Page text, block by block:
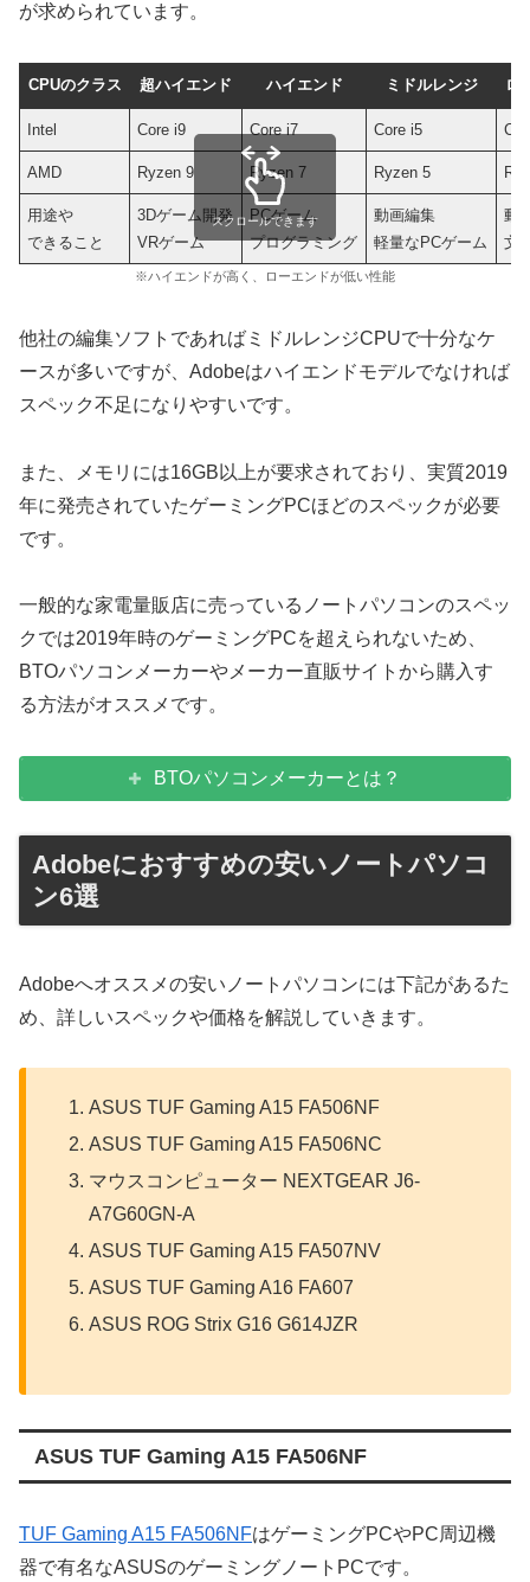
が求められています。
CPUのクラス 超ハイエンド ハイエンド ミドルレンジ ロ
Intel Core i9 Core i7 Core i5
AMD Ryzen 9 Ryzen 7 Ryzen 5
用途や
できること
3Dゲーム開発
VRゲーム
PCゲーム
プログラミング
動画編集
軽量なPCゲーム
動
文
スクロールできます
※ハイエンドが高く、ローエンドが低い性能
他社の編集ソフトであればミドルレンジCPUで十分なケ
ースが多いですが、Adobeはハイエンドモデルでなければ
スペック不足になりやすいです。
また、メモリには16GB以上が要求されており、実質2019
年に発売されていたゲーミングPCほどのスペックが必要
です。
一般的な家電量販店に売っているノートパソコンのスペッ
クでは2019年時のゲーミングPCを超えられないため、
BTOパソコンメーカーやメーカー直販サイトから購入す
る方法がオススメです。
BTOパソコンメーカーとは？
Adobeにおすすめの安いノートパソコ
ン6選
Adobeへオススメの安いノートパソコンには下記があるた
め、詳しいスペックや価格を解説していきます。
ASUS TUF Gaming A15 FA506NF
ASUS TUF Gaming A15 FA506NC
マウスコンピューター NEXTGEAR J6-
A7G60GN-A
ASUS TUF Gaming A15 FA507NV
ASUS TUF Gaming A16 FA607
ASUS ROG Strix G16 G614JZR
ASUS TUF Gaming A15 FA506NF
TUF Gaming A15 FA506NFはゲーミングPCやPC周辺機
器で有名なASUSのゲーミングノートPCです。